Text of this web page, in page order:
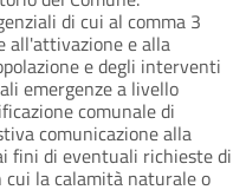
di cui al comma 3
all'attivazione e alla
e degli interventi
emergenze a livello
comunale di
comunicazione alla
fini di eventuali richieste di
la calamità naturale o